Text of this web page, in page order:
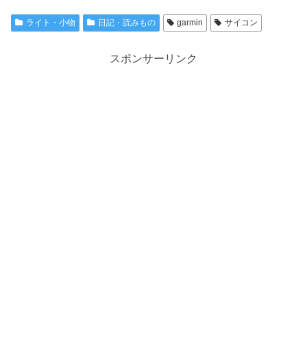
ライト・小物 日記・読みもの garmin サイコン
スポンサーリンク